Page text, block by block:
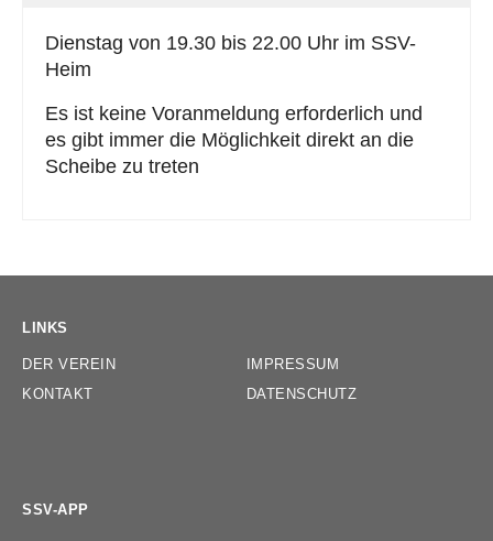
Trainingszeiten
Dienstag von 19.30 bis 22.00 Uhr im SSV-
Heim
Es ist keine Voranmeldung erforderlich und
es gibt immer die Möglichkeit direkt an die
Scheibe zu treten
LINKS
Navigation
DER VEREIN
IMPRESSUM
KONTAKT
DATENSCHUTZ
SSV-APP